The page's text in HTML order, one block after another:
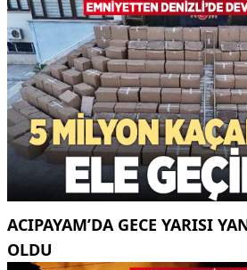
ACIPAYAM’DA GECE YARISI
OLDU